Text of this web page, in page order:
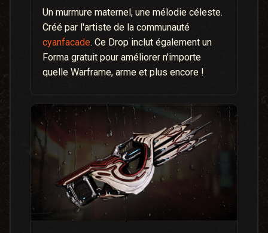
Un murmure maternel, une mélodie céleste.
Créé par l'artiste de la communauté
cyanfacade. Ce Drop inclut également un
Forma gratuit pour améliorer n'importe
quelle Warframe, arme et plus encore !